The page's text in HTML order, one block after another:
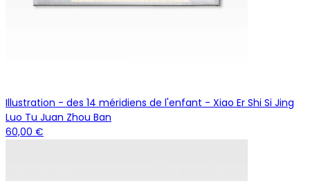
Illustration - des 14 méridiens de l'enfant - Xiao Er Shi Si Jing
Luo Tu Juan Zhou Ban
60,00 €